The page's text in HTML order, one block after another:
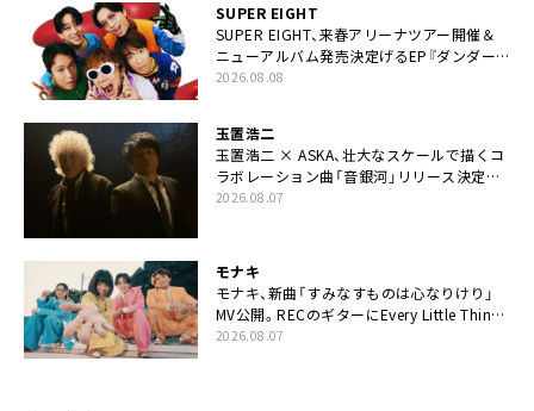
SUPER EIGHT
SUPER EIGHT、来春アリーナツアー開催＆
ニューアルバム発売決定げるEP『ダンダー
ラ』本日リリース
2026.08.08
玉置浩二
玉置浩二 × ASKA、壮大なスケールで描くコ
ラボレーション曲「音銀河」リリース決定。
カップリングには新曲「命の宿り」収録も
2026.08.07
モナキ
モナキ、新曲「すみなすものは心なりけり」
MV公開。RECのギターにEvery Little Thing・
伊藤一朗参加も
2026.08.07